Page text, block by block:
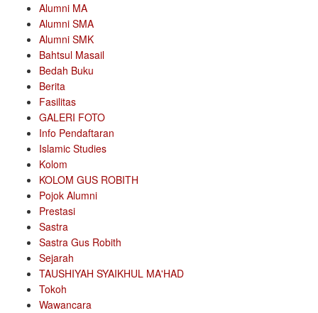
Alumni MA
Alumni SMA
Alumni SMK
Bahtsul Masail
Bedah Buku
Berita
Fasilitas
GALERI FOTO
Info Pendaftaran
Islamic Studies
Kolom
KOLOM GUS ROBITH
Pojok Alumni
Prestasi
Sastra
Sastra Gus Robith
Sejarah
TAUSHIYAH SYAIKHUL MA'HAD
Tokoh
Wawancara